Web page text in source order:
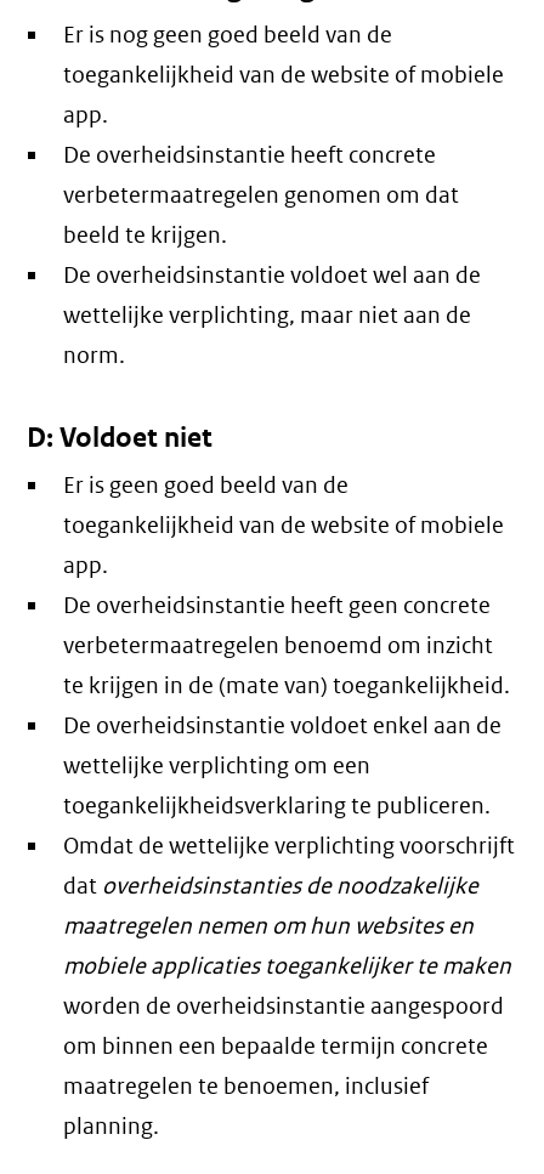
Er is nog geen goed beeld van de
toegankelijkheid van de website of mobiele
app.
De overheidsinstantie heeft concrete
verbetermaatregelen genomen om dat
beeld te krijgen.
De overheidsinstantie voldoet wel aan de
wettelijke verplichting, maar niet aan de
norm.
D: Voldoet niet
Er is geen goed beeld van de
toegankelijkheid van de website of mobiele
app.
De overheidsinstantie heeft geen concrete
verbetermaatregelen benoemd om inzicht
te krijgen in de (mate van) toegankelijkheid.
De overheidsinstantie voldoet enkel aan de
wettelijke verplichting om een
toegankelijkheidsverklaring te publiceren.
Omdat de wettelijke verplichting voorschrijft
dat overheidsinstanties de noodzakelijke
maatregelen nemen om hun websites en
mobiele applicaties toegankelijker te maken
worden de overheidsinstantie aangespoord
om binnen een bepaalde termijn concrete
maatregelen te benoemen, inclusief
planning.